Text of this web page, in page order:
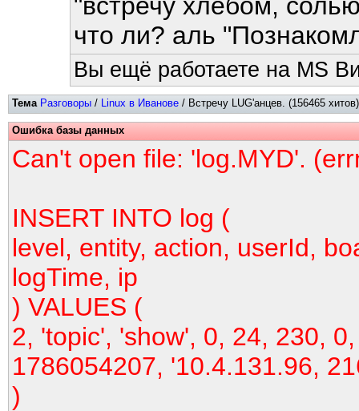
что ли? аль
Вы ещё работаете на MS
Тема Разговоры / Linux в Иванове / Встречу LUG'анцев. (156465 хитов)
Ошибка базы данных
Can't open file: 'log.MYD'.
INSERT INTO log (
level, entity, action, userId,
logTime, ip
) VALUES (
2, 'topic', 'show', 0, 24, 230,
1786054207, '10.4.131.96,
)